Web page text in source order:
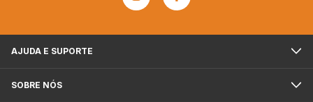
AJUDA E SUPORTE
SOBRE NÓS